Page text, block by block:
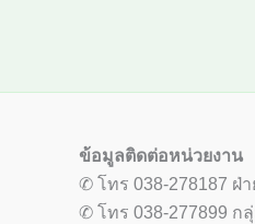
ข้อมูลติดต่อหน่วยงาน
✆ โทร 038-278187 ฝ่า
✆ โทร 038-277899 ก